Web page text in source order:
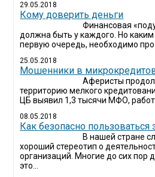
29.05.2018
Кому доверить деньги
Финансовая
должна быть у каждого. Но
первую очередь, необходимо
25.05.2018
Мошенники в
Аферисты
территорию мелкого
ЦБ выявил 1,3 тысячи МФО,
08.05.2018
Как безопасно
В нашей стране
хороший стереотип о
организаций. Многие до сих пор
это...